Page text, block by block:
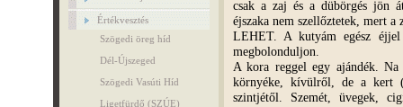
Értékvesztés
Szögedi öreg híd
Dél-Újszeged
Szögedi Vasúti Híd
Ligetfürdő (SZÚE)
csak a zaj és a dübörgés jön
éjszaka nem szellőztetek, mert
LEHET. A kutyám egész éjjel
megbolonduljon.
A kora reggel egy ajándék.
környéke, kívülről, de a kert
szintjétől. Szemét, üvegek,